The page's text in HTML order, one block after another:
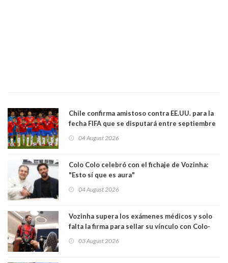
Chile confirma amistoso contra EE.UU. para la
fecha FIFA que se disputará entre septiembre
04 August 2026
Colo Colo celebró con el fichaje de Vozinha:
"Esto sí que es aura"
04 August 2026
Vozinha supera los exámenes médicos y solo
falta la firma para sellar su vínculo con Colo-
03 August 2026